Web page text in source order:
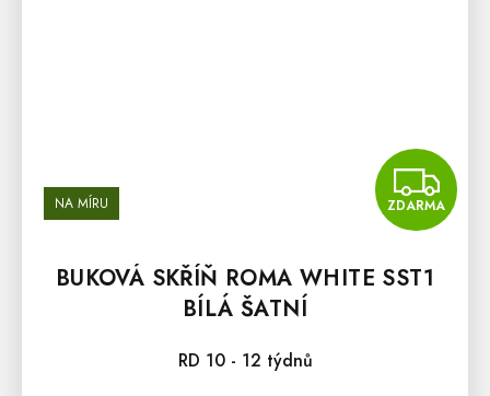
NA MÍRU ZDARMA
BUKOVÁ SKŘÍŇ ROMA WHITE SST1
BÍLÁ ŠATNÍ
RD 10 - 12 týdnů